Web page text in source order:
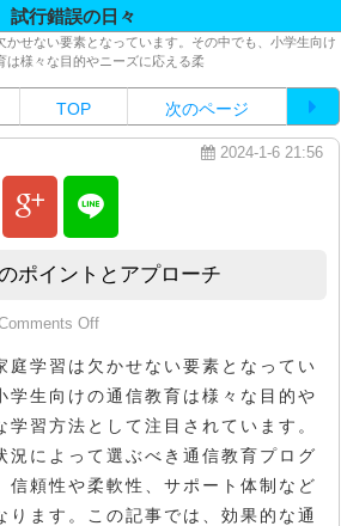
試行錯誤の日々
かせない要素となっています。その中でも、小学生向け
は様々な目的やニーズに応える柔
TOP 次のページ
2024-1-6 21:56
ポイントとアプローチ
Offon 成功する家庭学習のポイント
庭学習は欠かせない要素となってい
学生向けの通信教育は様々な目的や
学習方法として注目されています。
況によって選ぶべき通信教育プログ
信頼性や柔軟性、サポート体制など
ります。この記事では、効果的な通